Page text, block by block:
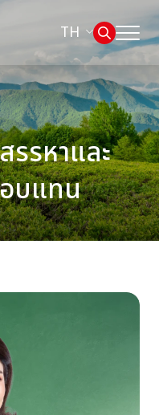
TH
Web Design by
รหาและ
บแทน